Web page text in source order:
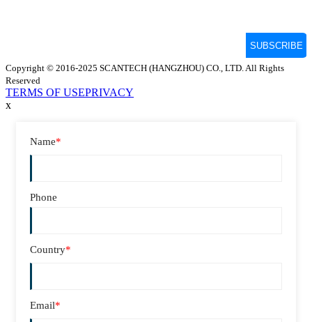
Copyright © 2016-2025 SCANTECH (HANGZHOU) CO., LTD. All Rights
Reserved
TERMS OF USEPRIVACY
x
Name*
Phone
Country*
Email*